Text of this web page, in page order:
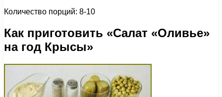
Количество порций: 8-10
Как приготовить «Салат «Оливье»
на год Крысы»